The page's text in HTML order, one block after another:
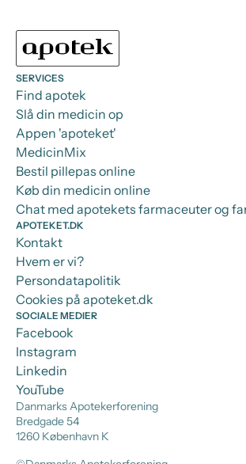
Danmarks Apotekerforening
Bredgade 54
1260 København K
SERVICES
Find apotek
Slå din medicin op
Appen 'apoteket'
MedicinMix
Bestil pillepas online
Køb din medicin online
Chat med apotekets farmaceuter og
APOTEKET.DK
Kontakt
Hvem er vi?
Persondatapolitik
Cookies på apoteket.dk
SOCIALE MEDIER
Facebook
Instagram
Linkedin
YouTube